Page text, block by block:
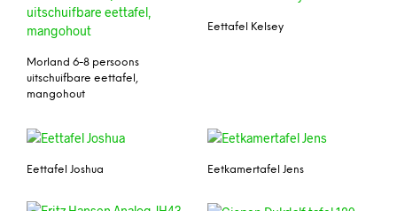
Morland 6-8 persoons
uitschuifbare eettafel,
mangohout
Eettafel Kelsey
Eettafel Joshua Eetkamertafel Jens